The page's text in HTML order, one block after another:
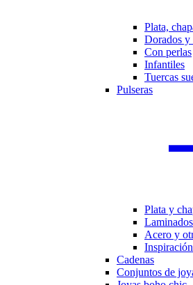
Plata,
Dorados y
Con perlas
Infantiles
Tuercas
Pulseras
Plata y
Acero y
Cadenas
Conjuntos de